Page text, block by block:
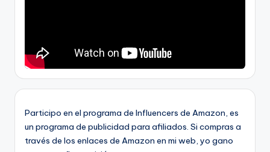
Participo en el programa de Influencers de Amazon, es
un programa de publicidad para afiliados. Si compras a
través de los enlaces de Amazon en mi web, yo gano